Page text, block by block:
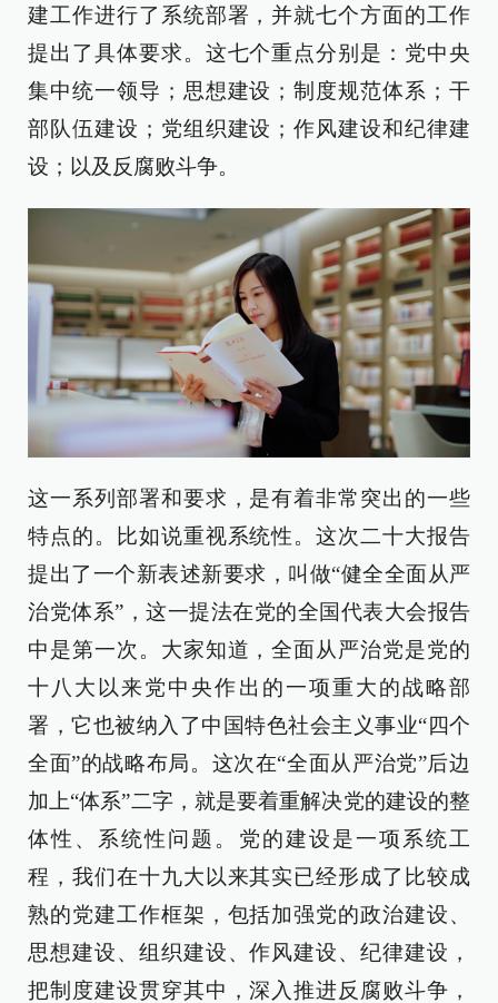
建工作进行了系统部署，并就七个方面的工作
提出了具体要求。这七个重点分别是：党中央
集中统一领导；思想建设；制度规范体系；干
部队伍建设；党组织建设；作风建设和纪律建
设；以及反腐败斗争。
这一系列部署和要求，是有着非常突出的一些
特点的。比如说重视系统性。这次二十大报告
提出了一个新表述新要求，叫做“健全全面从严
治党体系”，这一提法在党的全国代表大会报告
中是第一次。大家知道，全面从严治党是党的
十八大以来党中央作出的一项重大的战略部
署，它也被纳入了中国特色社会主义事业“四个
全面”的战略布局。这次在“全面从严治党”后边
加上“体系”二字，就是要着重解决党的建设的整
体性、系统性问题。党的建设是一项系统工
程，我们在十九大以来其实已经形成了比较成
熟的党建工作框架，包括加强党的政治建设、
思想建设、组织建设、作风建设、纪律建设，
把制度建设贯穿其中，深入推进反腐败斗争，